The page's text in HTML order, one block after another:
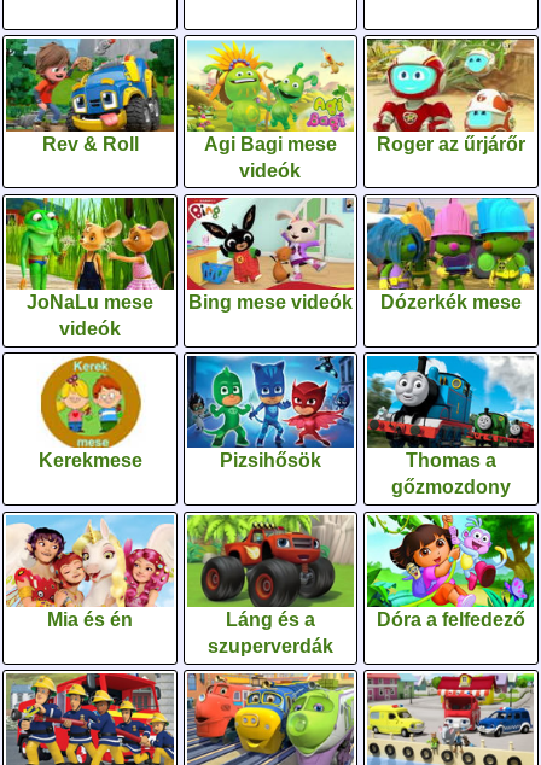
Rev & Roll
Agi Bagi mese
videók
Roger az űrjárőr
JoNaLu mese
videók
Bing mese videók Dózerkék mese
Kerekmese Pizsihősök
Thomas a
gőzmozdony
Mia és én
Láng és a
szuperverdák
Dóra a felfedező